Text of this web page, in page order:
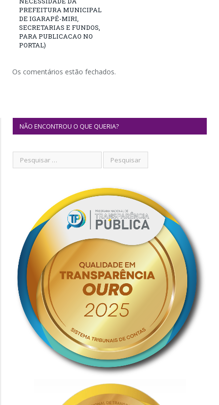
PREFEITURA MUNICIPAL
DE IGARAPÉ-MIRI,
SECRETARIAS E FUNDOS,
PARA PUBLICACAO NO
PORTAL)
Os comentários estão fechados.
NÃO ENCONTROU O QUE QUERIA?